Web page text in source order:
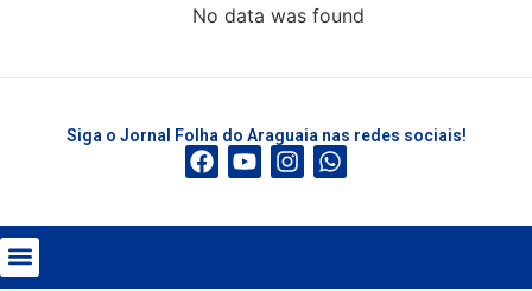
No data was found
Siga o Jornal Folha do Araguaia nas redes sociais!